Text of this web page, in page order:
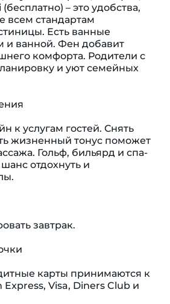
– это удобства,
всем стандартам
Есть ванные
и ванной. Фен добавит
комфорта. Родители с
и уют семейных
к услугам гостей. Снять
жизненный тонус поможет
Гольф, бильярд и спа-
отдохнуть и
завтрак.
карты принимаются к
Visa, Diners Club и